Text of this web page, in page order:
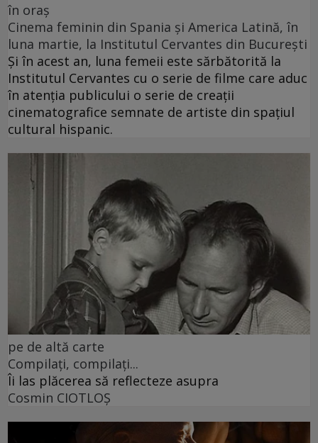
în oraș
Cinema feminin din Spania și America Latină, în
luna martie, la Institutul Cervantes din București
Și în acest an, luna femeii este sărbătorită la
Institutul Cervantes cu o serie de filme care aduc
în atenția publicului o serie de creații
cinematografice semnate de artiste din spațiul
cultural hispanic.
pe de altă carte
Compilați, compilați...
Îi las plăcerea să reflecteze asupra
Cosmin CIOTLOŞ